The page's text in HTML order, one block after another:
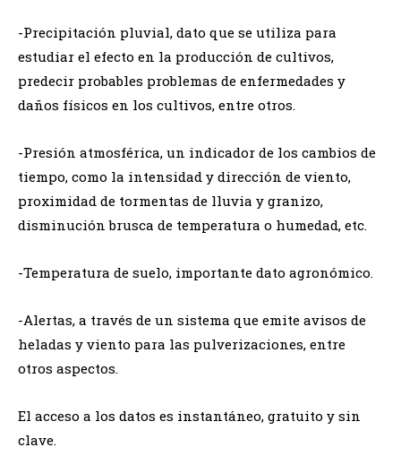
-Precipitación pluvial, dato que se utiliza para
estudiar el efecto en la producción de cultivos,
predecir probables problemas de enfermedades y
daños físicos en los cultivos, entre otros.
-Presión atmosférica, un indicador de los cambios de
tiempo, como la intensidad y dirección de viento,
proximidad de tormentas de lluvia y granizo,
disminución brusca de temperatura o humedad, etc.
-Temperatura de suelo, importante dato agronómico.
-Alertas, a través de un sistema que emite avisos de
heladas y viento para las pulverizaciones, entre
otros aspectos.
El acceso a los datos es instantáneo, gratuito y sin
clave.